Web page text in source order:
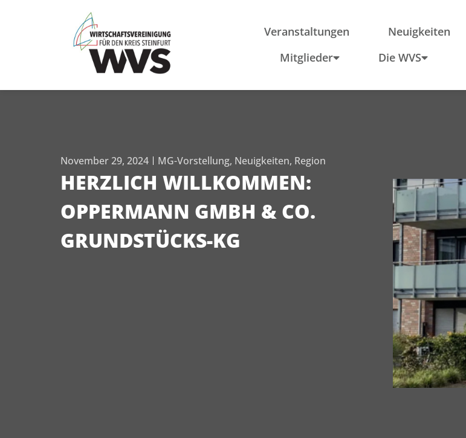
Veranstaltungen Neuigkeiten
Mitglieder
Die WVS
Anfahrt
November 29, 2024 MG-Vorstellung, Neuigkeiten, Region
HERZLICH WILLKOMMEN:
OPPERMANN GMBH & CO.
GRUNDSTÜCKS-KG